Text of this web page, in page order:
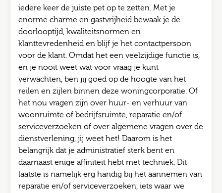
iedere keer de juiste pet op te zetten. Met je
enorme charme en gastvrijheid bewaak je de
doorlooptijd, kwaliteitsnormen en
klanttevredenheid en blijf je het contactpersoon
voor de klant. Omdat het een veelzijdige functie is,
en je nooit weet wat voor vraag je kunt
verwachten, ben jij goed op de hoogte van het
reilen en zijlen binnen deze woningcorporatie. Of
het nou vragen zijn over huur- en verhuur van
woonruimte of bedrijfsruimte, reparatie en/of
serviceverzoeken of over algemene vragen over de
dienstverlening, jij weet het! Daarom is het
belangrijk dat je administratief sterk bent en
daarnaast enige affiniteit hebt met techniek. Dit
laatste is namelijk erg handig bij het aannemen van
reparatie en/of serviceverzoeken, iets waar we